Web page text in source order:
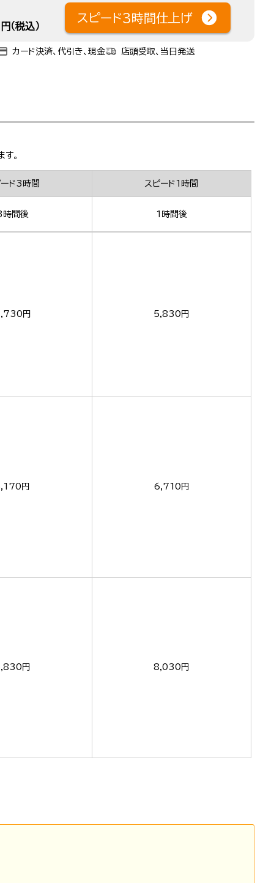
円（税込）
スピード3時間仕上げ
カード決済、代引き、現金 店頭受取、当日発送
。
ド3時間 スピード1時間
間後 1時間後
円 5,830円
円 6,710円
円 8,030円